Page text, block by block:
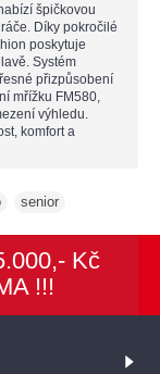
špičkovou
Díky pokročilé
poskytuje
Systém
přizpůsobení
mřížku FM580,
výhledu.
komfort a
senior
Kč
!!!